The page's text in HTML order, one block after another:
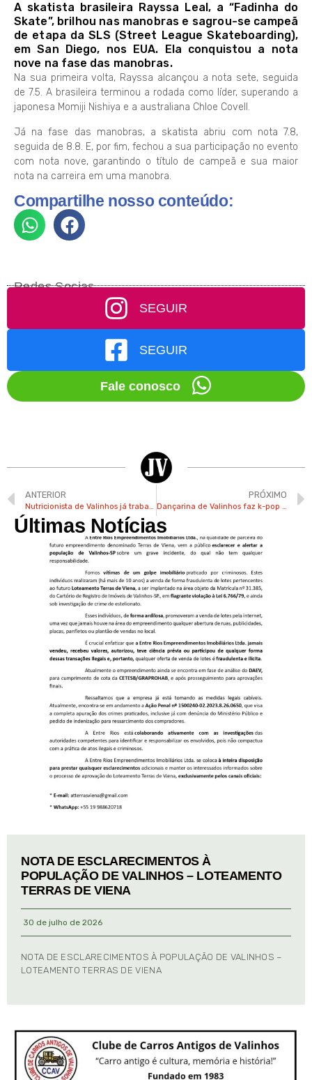
A skatista brasileira Rayssa Leal, a “Fadinha do
Skate”, brilhou nas manobras e sagrou-se campeã
de etapa da SLS (Street League Skateboarding),
em San Diego, nos EUA. Ela conquistou a nota
nove na fase das manobras.
Na sua primeira volta, Rayssa alcançou a nota sete, seguida
de 7.5. A brasileira terminou a rodada como líder, superando a
japonesa Momiji Nishiya e a australiana Chloe Covell.
Já na fase das manobras, a skatista abriu com nota 7.8,
seguida de 8.8. E, por fim, fechou a sua participação no evento
com nota nove, garantindo o título de campeã e sua maior
nota na carreira em uma manobra.
Compartilhe nosso conteúdo:
Redes Socias
SEGUIR
SEGUIR
Fale conosco
ANTERIOR
Nutricionista de Valinhos já trabalhou no Palmeiras e venceu Libertadores feminina em 2022
PRÓXIMO
Dançarina de Valinhos faz k-pop há 9 anos e já participou de competições na região
Últimas Notícias
NOTA DE ESCLARECIMENTOS À
POPULAÇÃO DE VALINHOS – LOTEAMENTO
TERRAS DE VIENA
30 de julho de 2026
NOTA DE ESCLARECIMENTOS À POPULAÇÃO DE VALINHOS –
LOTEAMENTO TERRAS DE VIENA